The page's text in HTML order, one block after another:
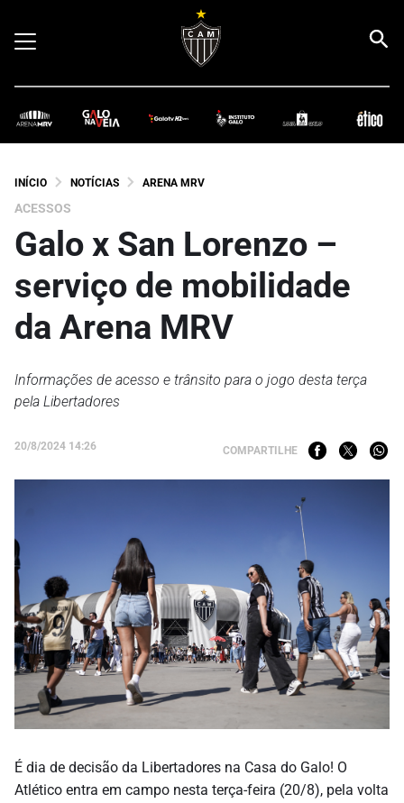
INÍCIO NOTÍCIAS ARENA MRV
ACESSOS
Galo x San Lorenzo –
serviço de mobilidade
da Arena MRV
Informações de acesso e trânsito para o jogo desta terça
pela Libertadores
20/8/2024 14:26 COMPARTILHE
É dia de decisão da Libertadores na Casa do Galo! O
Atlético entra em campo nesta terça-feira (20/8), pela volta